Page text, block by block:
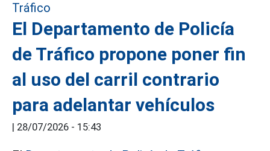
El Departamento de Policía
de Tráfico propone poner fin
al uso del carril contrario
para adelantar vehículos
| 28/07/2026 - 15:43